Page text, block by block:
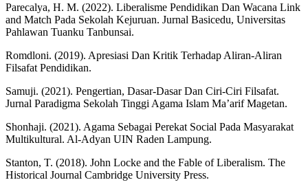
Parecalya, H. M. (2022). Liberalisme Pendidikan Dan Wacana Link
and Match Pada Sekolah Kejuruan. Jurnal Basicedu, Universitas
Pahlawan Tuanku Tanbunsai.
Romdloni. (2019). Apresiasi Dan Kritik Terhadap Aliran-Aliran
Filsafat Pendidikan.
Samuji. (2021). Pengertian, Dasar-Dasar Dan Ciri-Ciri Filsafat.
Jurnal Paradigma Sekolah Tinggi Agama Islam Ma’arif Magetan.
Shonhaji. (2021). Agama Sebagai Perekat Social Pada Masyarakat
Multikultural. Al-Adyan UIN Raden Lampung.
Stanton, T. (2018). John Locke and the Fable of Liberalism. The
Historical Journal Cambridge University Press.